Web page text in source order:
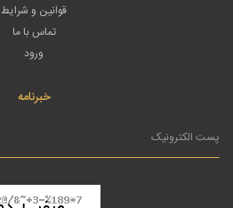
قوانین و شرایط
تماس با ما
ورود
خبرنامه